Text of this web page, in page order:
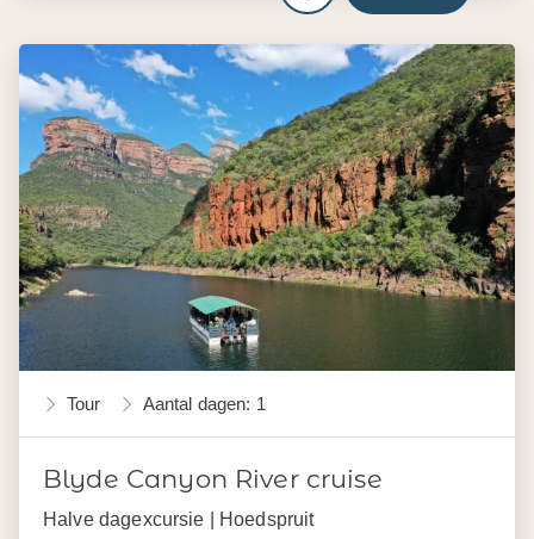
Tour Aantal dagen: 1
Blyde Canyon River cruise
Halve dagexcursie | Hoedspruit